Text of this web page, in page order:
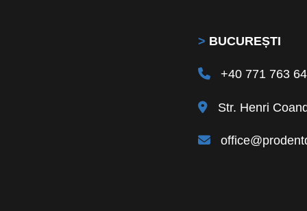
> BUCUREȘTI
+40 771 763
Str. Henri